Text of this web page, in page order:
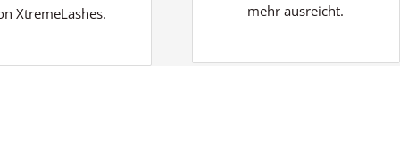
XtremeLashes.
mehr ausreicht.